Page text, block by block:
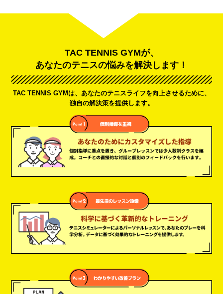
TAC TENNIS GYMが、
あなたのテニスの悩みを解決します！
TAC TENNIS GYMは、あなたのテニスライフを向上させるために、
独自の解決策を提供します。